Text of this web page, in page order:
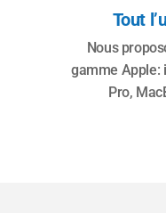
Tout
Nous
gamme Apple:
Pro,